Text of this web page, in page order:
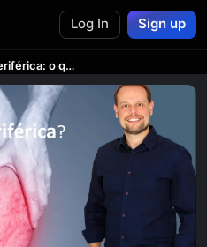
Log In Sign up
Doença Arterial Periférica: o que você sabe sobre?